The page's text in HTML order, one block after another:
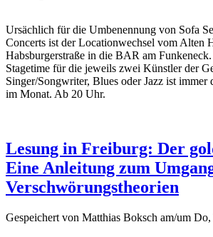
Ursächlich für die Umbenennung von Sofa
Concerts ist der Locationwechsel vom Alten
Habsburgerstraße in die BAR am
Stagetime für die jeweils zwei Künstler der
Singer/Songwriter, Blues oder Jazz ist immer
im Monat. Ab 20 Uhr.
Lesung in Freiburg: Der
Eine Anleitung zum
Verschwörungstheorien
Gespeichert von Matthias Boksch am/um